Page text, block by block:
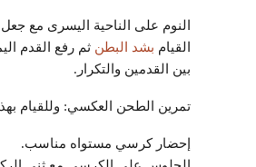
النوم على الناحية اليسرى مع
القيام بشد البطن
بين القدمين والتكرار.
تمرين الطحن العكسي: وللقيام
إحضار كرسي مستواه مناسب.